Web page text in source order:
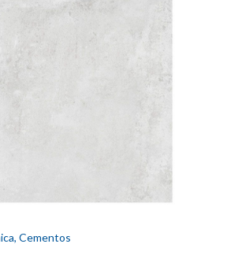
, Cementos